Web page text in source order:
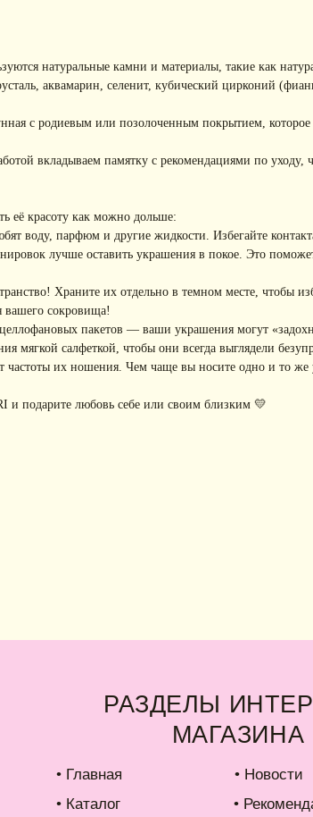
натуральные камни и материалы, такие как
аквамарин, селенит, кубический цирконий
с родиевым или позолоченным покрытием,
вкладываем памятку с рекомендациями по
её красоту как можно дольше:
воду, парфюм и другие жидкости. Избегайте
лучше оставить украшения в покое. Это
Храните их отдельно в темном месте, чтобы
вашего сокровища!
пакетов — ваши украшения могут
мягкой салфеткой, чтобы они всегда выглядели
их ношения. Чем чаще вы носите одно и то же
и подарите любовь себе или своим близким 💛